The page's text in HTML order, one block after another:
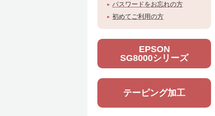
パスワードをお忘れの方
初めてご利用の方
EPSON
SG8000シリーズ
テーピング加工